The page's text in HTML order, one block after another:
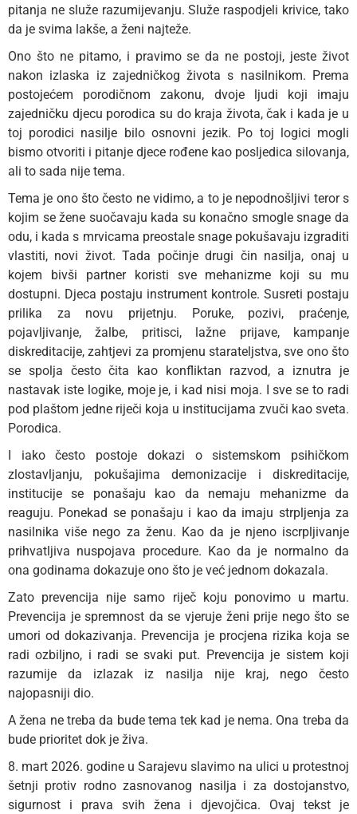
pitanja ne služe razumijevanju. Služe raspodjeli krivice, tako
da je svima lakše, a ženi najteže.
Ono što ne pitamo, i pravimo se da ne postoji, jeste život
nakon izlaska iz zajedničkog života s nasilnikom. Prema
postojećem porodičnom zakonu, dvoje ljudi koji imaju
zajedničku djecu porodica su do kraja života, čak i kada je u
toj porodici nasilje bilo osnovni jezik. Po toj logici mogli
bismo otvoriti i pitanje djece rođene kao posljedica silovanja,
ali to sada nije tema.
Tema je ono što često ne vidimo, a to je nepodnošljivi teror s
kojim se žene suočavaju kada su konačno smogle snage da
odu, i kada s mrvicama preostale snage pokušavaju izgraditi
vlastiti, novi život. Tada počinje drugi čin nasilja, onaj u
kojem bivši partner koristi sve mehanizme koji su mu
dostupni. Djeca postaju instrument kontrole. Susreti postaju
prilika za novu prijetnju. Poruke, pozivi, praćenje,
pojavljivanje, žalbe, pritisci, lažne prijave, kampanje
diskreditacije, zahtjevi za promjenu starateljstva, sve ono što
se spolja često čita kao konfliktan razvod, a iznutra je
nastavak iste logike, moje je, i kad nisi moja. I sve se to radi
pod plaštom jedne riječi koja u institucijama zvuči kao sveta.
Porodica.
I iako često postoje dokazi o sistemskom psihičkom
zlostavljanju, pokušajima demonizacije i diskreditacije,
institucije se ponašaju kao da nemaju mehanizme da
reaguju. Ponekad se ponašaju i kao da imaju strpljenja za
nasilnika više nego za ženu. Kao da je njeno iscrpljivanje
prihvatljiva nuspojava procedure. Kao da je normalno da
ona godinama dokazuje ono što je već jednom dokazala.
Zato prevencija nije samo riječ koju ponovimo u martu.
Prevencija je spremnost da se vjeruje ženi prije nego što se
umori od dokazivanja. Prevencija je procjena rizika koja se
radi ozbiljno, i radi se svaki put. Prevencija je sistem koji
razumije da izlazak iz nasilja nije kraj, nego često
najopasniji dio.
A žena ne treba da bude tema tek kad je nema. Ona treba da
bude prioritet dok je živa.
8. mart 2026. godine u Sarajevu slavimo na ulici u protestnoj
šetnji protiv rodno zasnovanog nasilja i za dostojanstvo,
sigurnost i prava svih žena i djevojčica. Ovaj tekst je